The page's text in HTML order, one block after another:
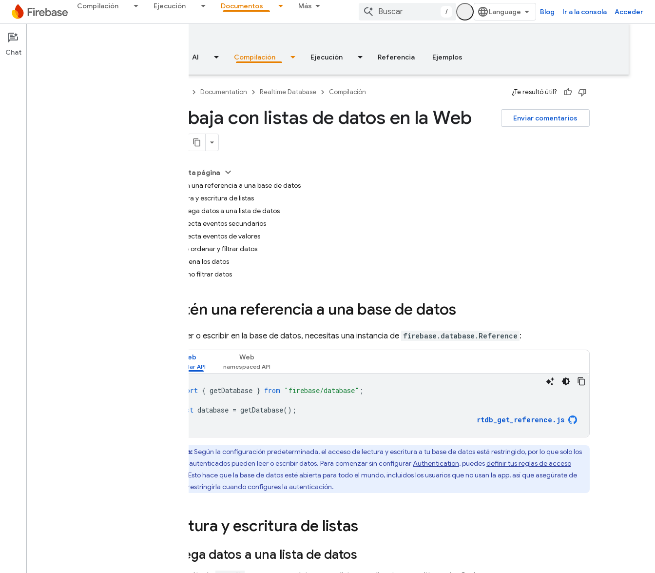
Compilación Ejecución Documentos Más
/ Blog Ir a la consola Acceder
Documentation
Descripción general AI Compilación Ejecución Referencia Ejemplos
Documentation Realtime Database Compilación ¿Te resultó útil?
Enviar comentarios
Trabaja con listas de datos en la Web
En esta página
Obtén una referencia a una base de datos
Lectura y escritura de listas
Agrega datos a una lista de datos
Detecta eventos secundarios
Detecta eventos de valores
Cómo ordenar y filtrar datos
Ordena los datos
Cómo filtrar datos
Obtén una referencia a una base de datos
Para leer o escribir en la base de datos, necesitas una instancia de firebase.database.Reference :
Web Web
import { getDatabase } from "firebase/database" ;
const database = getDatabase();
rtdb_get_reference . js
Nota:Según la configuración predeterminada, el acceso de lectura y escritura a tu base de datos está restringido, por lo que solo los
usuarios autenticados pueden leer o escribir datos. Para comenzar sin configurarAuthentication, puedesdefinir tus reglas de acceso
. Esto hace que la base de datos esté abierta para todo el mundo, incluidos los usuarios que no usan la app, así que asegúrate de
volver a restringirla cuando configures la autenticación.
Lectura y escritura de listas
Agrega datos a una lista de datos
Chat